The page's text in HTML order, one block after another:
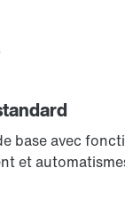
base avec
et